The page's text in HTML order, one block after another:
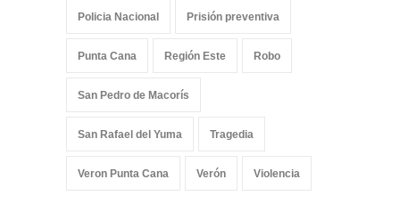
Policia Nacional Prisión preventiva
Punta Cana Región Este Robo
San Pedro de Macorís
San Rafael del Yuma Tragedia
Veron Punta Cana Verón Violencia